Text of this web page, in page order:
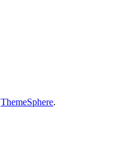
ThemeSphere.